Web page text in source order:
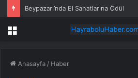
Beypazarı’nda El Sanatlarına Ödül
Menü
Anasayfa / Haber